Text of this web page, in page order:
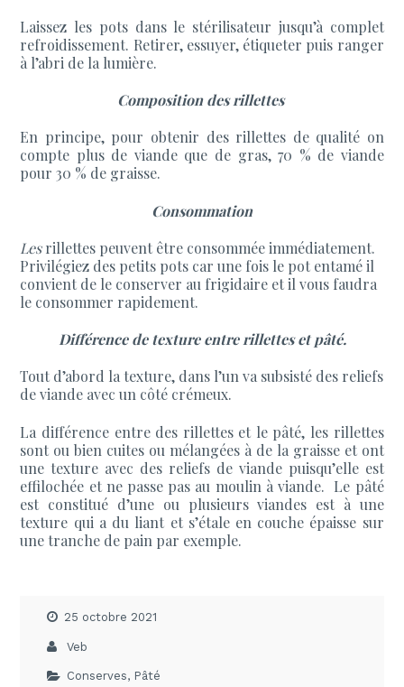
Laissez les pots dans le stérilisateur jusqu’à complet
refroidissement. Retirer, essuyer, étiqueter puis ranger
à l’abri de la lumière.
Composition des rillettes
En principe, pour obtenir des rillettes de qualité on
compte plus de viande que de gras, 70 % de viande
pour 30 % de graisse.
Consommation
Lesrillettes peuvent être consommée immédiatement.
Privilégiez des petits pots car une fois le pot entamé il
convient de le conserver au frigidaire et il vous faudra
le consommer rapidement.
Différence de texture entre rillettes et pâté.
Tout d’abord la texture, dans l’un va subsisté des reliefs
de viande avec un côté crémeux.
La différence entre des rillettes et le pâté, les rillettes
sont ou bien cuites ou mélangées à de la graisse et ont
une texture avec des reliefs de viande puisqu’elle est
effilochée et ne passe pas au moulin à viande. Le pâté
est constitué d’une ou plusieurs viandes est à une
texture qui a du liant et s’étale en couche épaisse sur
une tranche de pain par exemple.
25 octobre 2021
Veb
Conserves, Pâté